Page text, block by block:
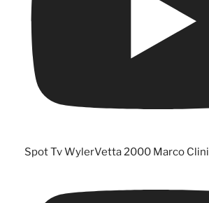
Spot Tv WylerVetta 2000 Marco Clini